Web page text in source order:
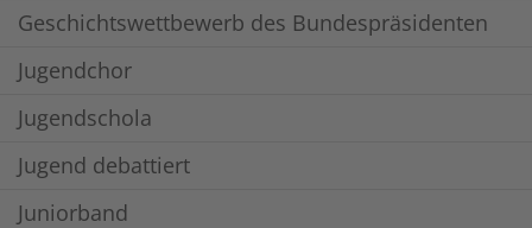
Geschichtswettbewerb des Bundespräsidenten
Jugendchor
Jugendschola
Jugend debattiert
Juniorband